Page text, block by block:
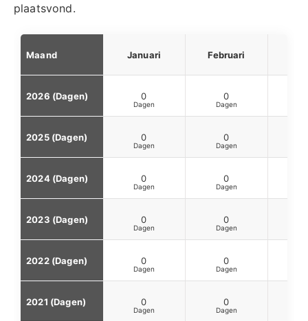
plaatsvond.
Maand
2026 (Dagen)
2025 (Dagen)
2024 (Dagen)
2023 (Dagen)
2022 (Dagen)
2021 (Dagen)
Januari
0
0
0
0
0
0
Februari
0
0
0
0
0
0